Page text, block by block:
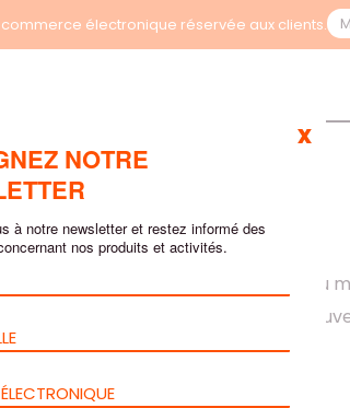
électronique réservée aux clients.
dans plusieurs applications ou
adapter à ce scénario. Vous
NOTRE
à notre newsletter et restez informé des
nos produits et activités.
x